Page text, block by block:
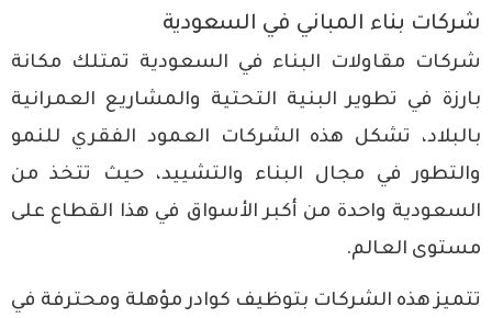
شركات بناء المباني في السعودية
شركات مقاولات البناء في السعودية تمتلك مكانة
بارزة في تطوير البنية التحتية والمشاريع العمرانية
بالبلاد، تشكل هذه الشركات العمود الفقري للنمو
والتطور في مجال البناء والتشييد، حيث تتخذ من
السعودية واحدة من أكبر الأسواق في هذا القطاع على
مستوى العالم.
تتميز هذه الشركات بتوظيف كوادر مؤهلة ومحترفة في